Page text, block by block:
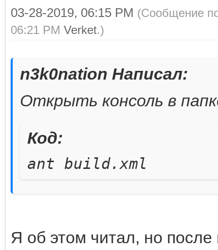
03-28-2019, 06:15 PM (Сообщение
06:21 PM Verket.)
n3k0nation Написал:
Открыть консоль в
Код:
ant build.xml
Я об этом читал, но